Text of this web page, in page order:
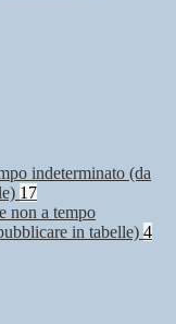
indeterminato (da
17
non a tempo
in tabelle) 4